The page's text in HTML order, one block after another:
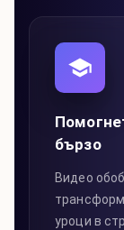
бързо
Видео
уроци в